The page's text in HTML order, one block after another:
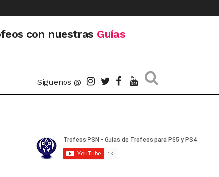
con nuestras Guías
Siguenos @